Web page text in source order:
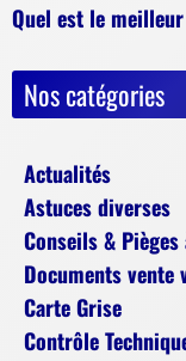
Quel est le
Nos catégories
Actualités
Astuces diverses
Conseils &
Documents vente
Carte Grise
Contrôle